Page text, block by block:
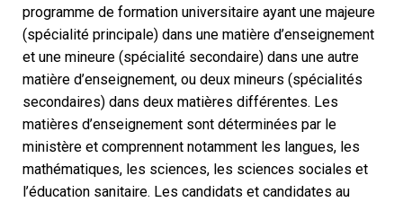
programme de formation universitaire ayant une majeure
(spécialité principale) dans une matière d’enseignement
et une mineure (spécialité secondaire) dans une autre
matière d’enseignement, ou deux mineurs (spécialités
secondaires) dans deux matières différentes. Les
matières d’enseignement sont déterminées par le
ministère et comprennent notamment les langues, les
mathématiques, les sciences, les sciences sociales et
l’éducation sanitaire. Les candidats et candidates au